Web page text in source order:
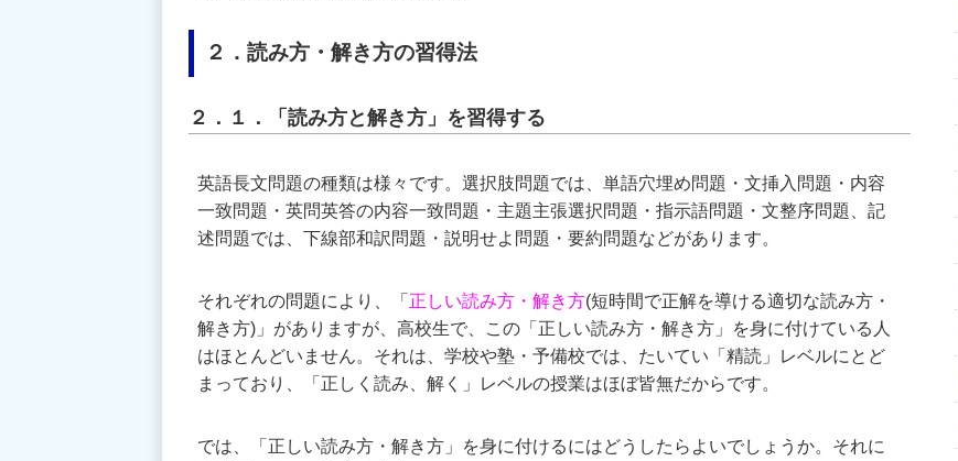
２．読み方・解き方の習得法
２．１．「読み方と解き方」を習得する
英語長文問題の種類は様々です。選択肢問題では、単語穴埋め問題・文挿入問題・内容
一致問題・英問英答の内容一致問題・主題主張選択問題・指示語問題・文整序問題、記
述問題では、下線部和訳問題・説明せよ問題・要約問題などがあります。
それぞれの問題により、「 正しい読み方・解き方(短時間で正解を導ける適切な読み方・
解き方)」がありますが、高校生で、この「正しい読み方・解き方」を身に付けている人
はほとんどいません。それは、学校や塾・予備校では、たいてい「精読」レベルにとど
まっており、「正しく読み、解く」レベルの授業はほぼ皆無だからです。
では、「正しい読み方・解き方」を身に付けるにはどうしたらよいでしょうか。それに